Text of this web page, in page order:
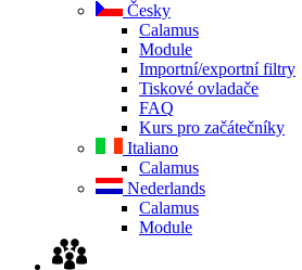
Česky
Calamus
Module
Importní/exportní filtry
Tiskové ovladače
FAQ
Kurs pro začátečníky
Italiano
Calamus
Nederlands
Calamus
Module